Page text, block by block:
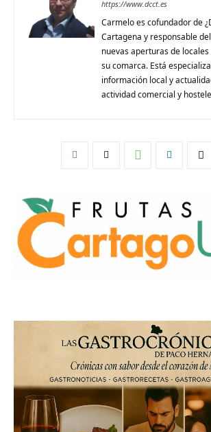
https://www.dcct.es
Carmelo es cofundador de
Cartagena y responsable
nuevas aperturas de
su comarca. Está
información local y
actividad comercial y